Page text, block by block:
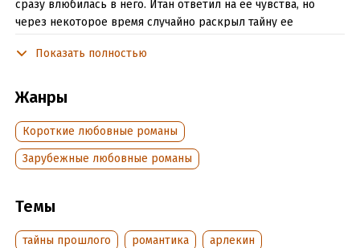
сразу влюбилась в него. Итан ответил на ее чувства, но
через некоторое время случайно раскрыл тайну ее
Подробная информация
Объем:204376
Год издания:2013
Переводчик:
Показать полностью
Жанры
Короткие любовные романы
Зарубежные любовные романы
Темы
тайны прошлого романтика арлекин